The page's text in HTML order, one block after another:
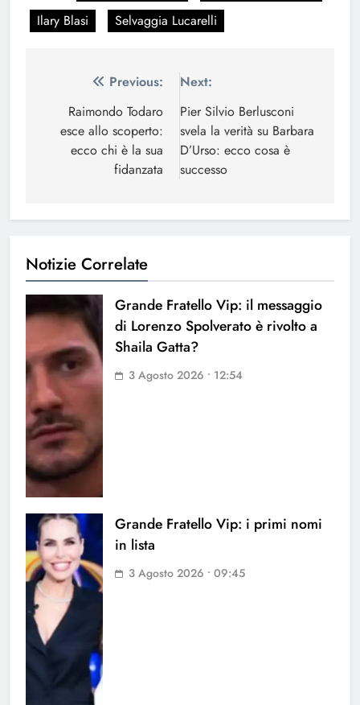
Ilary Blasi Selvaggia Lucarelli
Navigazione
articoli
Previous:
Raimondo Todaro
esce allo scoperto:
ecco chi è la sua
fidanzata
Next:
Pier Silvio Berlusconi
svela la verità su Barbara
D’Urso: ecco cosa è
successo
Notizie Correlate
Grande Fratello Vip: il messaggio
di Lorenzo Spolverato è rivolto a
Shaila Gatta?
3 Agosto 2026 • 12:54
Grande Fratello Vip: i primi nomi
in lista
3 Agosto 2026 • 09:45